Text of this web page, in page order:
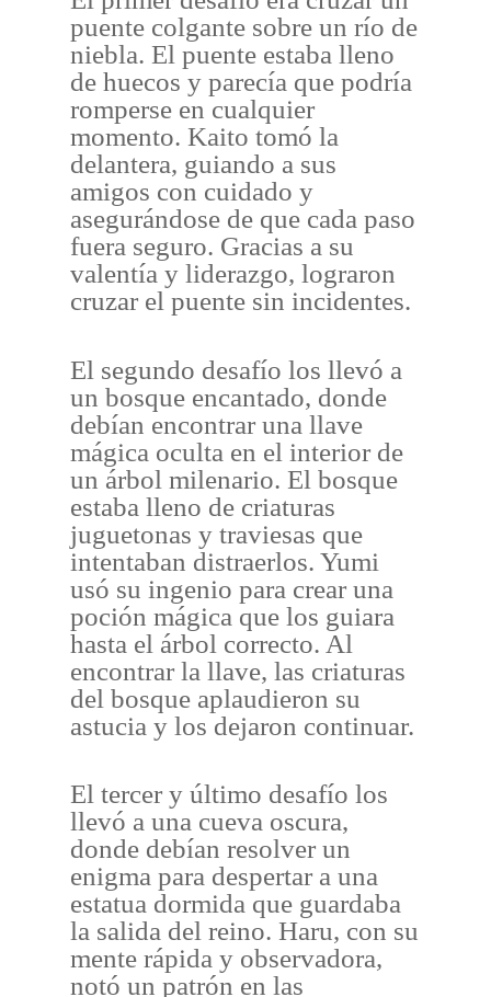
puente colgante sobre un río de
niebla. El puente estaba lleno
de huecos y parecía que podría
romperse en cualquier
momento. Kaito tomó la
delantera, guiando a sus
amigos con cuidado y
asegurándose de que cada paso
fuera seguro. Gracias a su
valentía y liderazgo, lograron
cruzar el puente sin incidentes.
El segundo desafío los llevó a
un bosque encantado, donde
debían encontrar una llave
mágica oculta en el interior de
un árbol milenario. El bosque
estaba lleno de criaturas
juguetonas y traviesas que
intentaban distraerlos. Yumi
usó su ingenio para crear una
poción mágica que los guiara
hasta el árbol correcto. Al
encontrar la llave, las criaturas
del bosque aplaudieron su
astucia y los dejaron continuar.
El tercer y último desafío los
llevó a una cueva oscura,
donde debían resolver un
enigma para despertar a una
estatua dormida que guardaba
la salida del reino. Haru, con su
mente rápida y observadora,
notó un patrón en las